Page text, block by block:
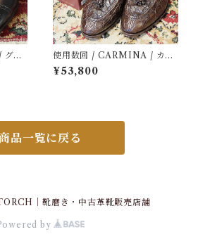
レ
/
/ 6
使用数回 / CARMINA / カル
ミナ / 80517 / クロコダイル /
定価17.8万 / 革靴 / 中古 / 8
¥53,800
品一覧に戻る
｜靴磨き・中古革靴販売店舗
by